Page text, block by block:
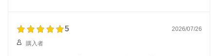
5 2026/07/26
購入者